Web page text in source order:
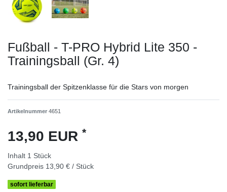
Fußball - T-PRO Hybrid Lite 350 -
Trainingsball (Gr. 4)
Trainingsball der Spitzenklasse für die Stars von morgen
Artikelnummer 4651
13,90 EUR *
Inhalt 1 Stück
Grundpreis 13,90 € / Stück
sofort lieferbar